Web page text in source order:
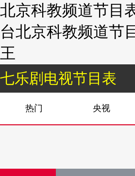
北京科教频道节目
台北京科教频道节
王
七乐剧电视节目表
热门 央视